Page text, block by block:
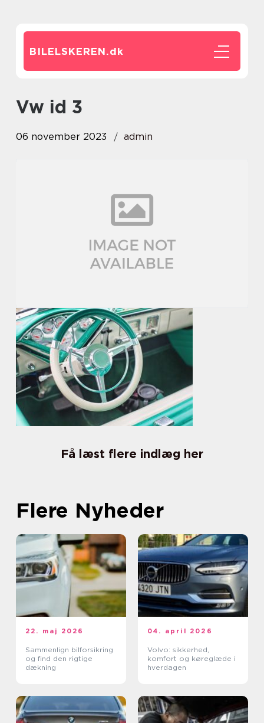
BILELSKEREN.dk
vw id 3
06 november 2023 admin
Få læst flere indlæg her
Flere Nyheder
22. maj 2026
Sammenlign bilforsikring
og find den rigtige
dækning
04. april 2026
Volvo: sikkerhed,
komfort og køreglæde i
hverdagen